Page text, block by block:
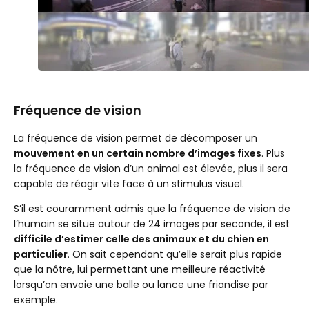
Fréquence de vision
La fréquence de vision permet de décomposer un
mouvement en un certain nombre d’images fixes. Plus
la fréquence de vision d’un animal est élevée, plus il sera
capable de réagir vite face à un stimulus visuel.
S’il est couramment admis que la fréquence de vision de
l’humain se situe autour de 24 images par seconde, il est
difficile d’estimer celle des animaux et du chien en
particulier. On sait cependant qu’elle serait plus rapide
que la nôtre, lui permettant une meilleure réactivité
lorsqu’on envoie une balle ou lance une friandise par
exemple.